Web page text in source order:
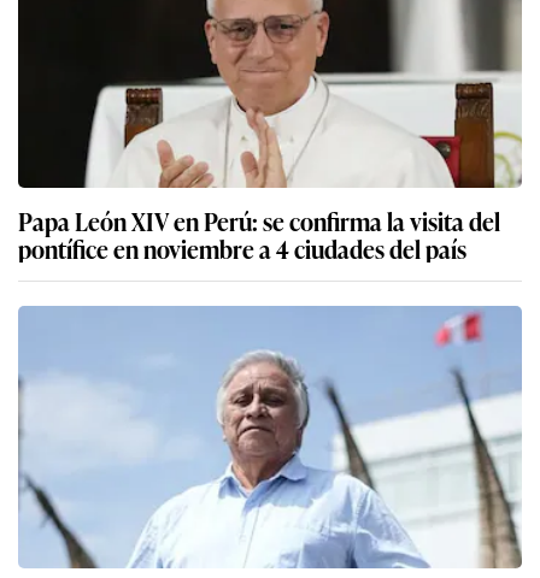
Papa León XIV en Perú: se confirma la visita del
pontífice en noviembre a 4 ciudades del país